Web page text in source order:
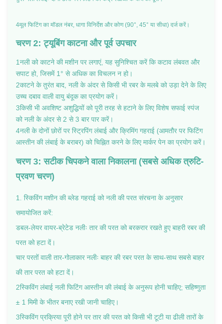
4मूल फिटिंग का मॉडल नंबर, धागा विनिर्देश और कोण (90°, 45° या सीधा) दर्ज करें।
चरण 2: ट्यूबिंग काटना और पूर्व उपचार
1नली को काटने की मशीन पर लगाएं, यह सुनिश्चित करें कि कटाव लंबवत और
सपाट हो, जिसमें 1° से अधिक का विचलन न हो।
2काटने के तुरंत बाद, नली के अंदर से किसी भी रबर के मलबे को उड़ा देने के लिए
उच्च दबाव वाली वायु बंदूक का प्रयोग करें।
3किसी भी अवशिष्ट अशुद्धियों को पूरी तरह से हटाने के लिए विशेष सफाई स्पंज
को नली के अंदर से 2 से 3 बार पार करें।
4नली के दोनों छोरों पर स्ट्रिपिंग लंबाई और क्रिमिंग गहराई (आमतौर पर फिटिंग
आस्तीन की लंबाई के बराबर) को चिह्नित करने के लिए मार्कर पेन का प्रयोग करें।
चरण 3: सटीक चिपकने वाला निकालना (सबसे अधिक त्रुटि-
प्रवण चरण)
1. स्किविंग मशीन की ब्लेड गहराई को नली की परत संरचना के अनुसार
समायोजित करें:
डबल-लेयर वायर-ब्रेटेड नलीः तार की परत को बरकरार रखते हुए बाहरी रबर की
परत को हटा दें।
चार परतों वाली तार-गोलाकार नलीः बाहर की रबर परत के साथ-साथ सबसे बाहर
की तार परत को हटा दें।
2स्किविंग लंबाई नली फिटिंग आस्तीन की लंबाई के अनुरूप होनी चाहिए; सहिष्णुता
± 1 मिमी के भीतर बनाए रखी जानी चाहिए।
3स्किविंग प्रक्रिया पूरी होने पर तार की परत को किसी भी टूटी या ढीली तारों के